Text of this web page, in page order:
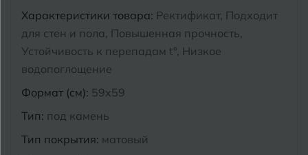
Характеристики товара: Ректификат, Подходит
для стен и пола, Повышенная прочность,
Устойчивость к перепадам t°, Низкое
водопоглощение
Формат (см): 59x59
Тип: под камень
Тип покрытия: матовый
Магнитогорск
Майкоп
Муром
Челябинск
Э